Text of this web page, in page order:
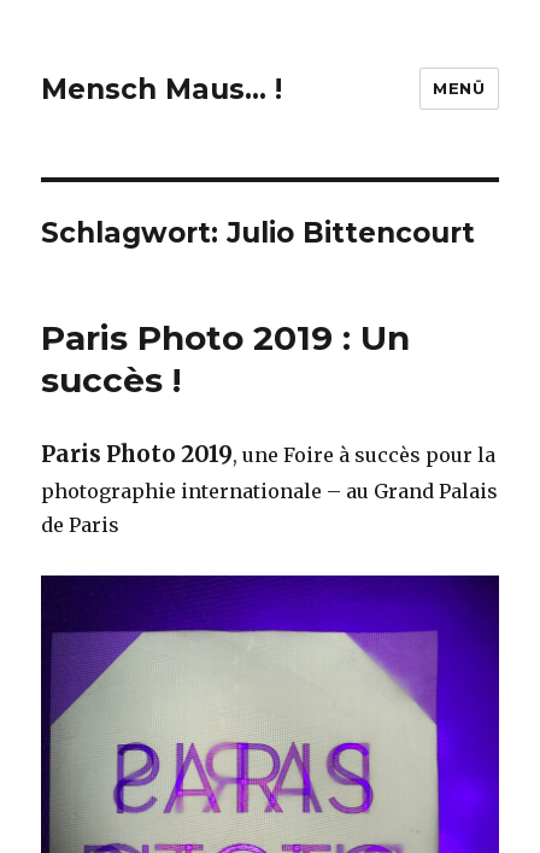
Mensch Maus… ! MENÜ
Schlagwort:Julio Bittencourt
Paris Photo 2019 : Un
succès !
Paris Photo 2019, une Foire à succès pour la
photographie internationale – au Grand Palais
de Paris